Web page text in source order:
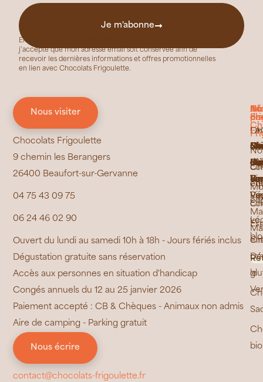
Je m'abonne
En m’inscrivant à la newsletter de Chocolats Frigoulette,
j’accepte que mon adresse email soit conservée afin de
recevoir les dernières informations et offres promotionnelles
en lien avec Chocolats Frigoulette.
Nous visiter
Chocolats Frigoulette
9 chemin les Berangers
26400 Beaufort-sur-Gervanne
04 75 43 09 75
06 24 46 02 90
Ouvert du lundi au samedi 10h à 18h - Jours fériés inclus
Dégustation gratuite sans réservation
Accès aux personnes en situation d'handicap
Congés annuels du 12 au 25 janvier 2026
Paiement accepté : CB & Chèques - Animaux non admis
Aire de camping - Parking gratuit
Nous écrire
contact@chocolats-frigoulette.fr
bio
La
Le
le
de
de
de
La
de
de
de
la
Le
La
/
de